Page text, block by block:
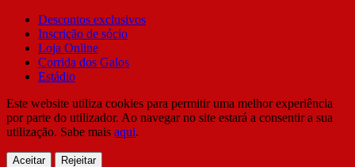
Descontos exclusivos
Inscrição de sócio
Loja Online
Corrida dos Galos
Estádio
Este website utiliza cookies para permitir uma melhor experiência
por parte do utilizador. Ao navegar no site estará a consentir a sua
utilização. Sabe mais aqui.
Aceitar Rejeitar